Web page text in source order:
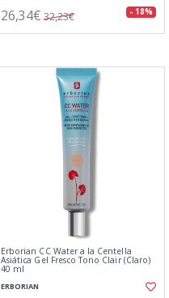
26,34€ 32,23€ - 18%
Erborian CC Water a la Centella
Asiática Gel Fresco Tono Clair (Claro)
40 ml
ERBORIAN